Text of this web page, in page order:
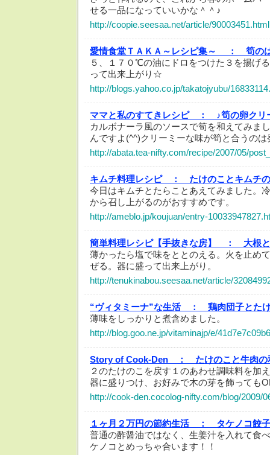
せる一品になっていいかな＾＾♪
http://coopie.seesaa.net/article/90003451.html
愛情食堂ＴＡＫＡ～レシピ集～ ：
筍の
５、１７０℃の油にドロをつけた３を揚げ
って出来上がり☆
http://blogs.yahoo.co.jp/takatojyubu/
ママと私のすてきレシピ ：
♪筍の卵クリ
カルボナーラ風のソースで筍を和えてみま
んですよ(^^)クリーミーな味が筍と合うのは
http://abata.tea-nifty.com/recipe/2007/05/
キムチ料理レシピ ：
たけのことキムチ
今日はキムチとたらことあえてみました。
から召し上がるのがおすすめです。
http://ameblo.jp/koujuan/entry-
簡単料理レシピ【手抜きな房】 ：
大根
薄かったら塩で味をととのえる。火を止め
ぜる。器に盛って出来上がり。
http://tenukinabou.seesaa.net/article/
“ヴィタミーナ”な生活 ：
鶏肉団子とた
薄味をしっかりと煮含めました。
http://blog.goo.ne.jp/vitaminajp/e/
Story of Cook-Den ：
たけのこと牛肉
２のたけのこを戻す１のあわせ調味料を加
器に盛りつけ、お好みで木の芽を飾っても
http://cook-den.cocolog-nifty.com/blog/2009/
１ヶ月２万円の節約生活 ：
タケノコ餃
普通の酢醤油ではなく、生姜汁を入れて食
ケノコとめっちゃ合います！！